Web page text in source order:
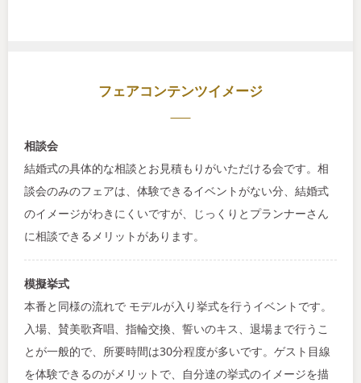
フェアコンテンツイメージ
相談会
結婚式の具体的な相談とお見積もりがいただける会です。相
談会のみのフェアは、体験できるイベントがない分、結婚式
のイメージがわきにくいですが、じっくりとプランナーさん
に相談できるメリットがあります。
模擬挙式
本番と同様の流れで モデルが入り挙式を行うイベントです。
入場、賛美歌斉唱、指輪交換、誓いのキス、退場まで行うこ
とが一般的で、所要時間は30分程度が多いです。ゲスト目線
を体験できるのがメリットで、自分達の挙式のイメージを描